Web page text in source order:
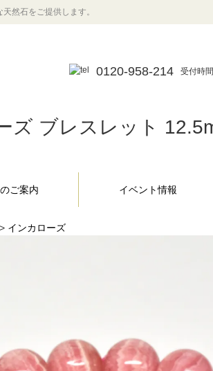
然石をご提供します。
0120-958-214 受付時
ズ ブレスレット
ご案内 イベント情報
> インカローズ